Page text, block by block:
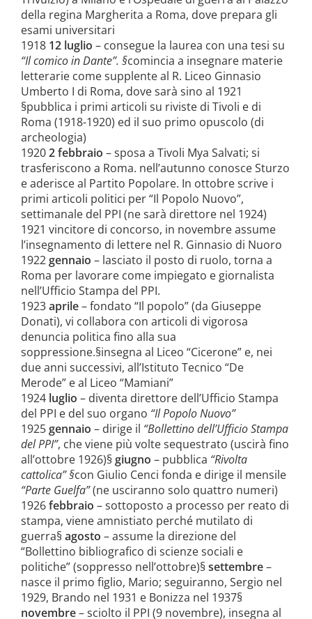
della regina Margherita a Roma, dove prepara gli
esami universitari
1918 12 luglio – consegue la laurea con una tesi su
“Il comico in Dante”. §comincia a insegnare materie
letterarie come supplente al R. Liceo Ginnasio
Umberto I di Roma, dove sarà sino al 1921
§pubblica i primi articoli su riviste di Tivoli e di
Roma (1918-1920) ed il suo primo opuscolo (di
archeologia)
19202 febbraio – sposa a Tivoli Mya Salvati; si
trasferiscono a Roma. nell’autunno conosce Sturzo
e aderisce al Partito Popolare. In ottobre scrive i
primi articoli politici per “Il Popolo Nuovo”,
settimanale del PPI (ne sarà direttore nel 1924)
1921 vincitore di concorso, in novembre assume
l’insegnamento di lettere nel R. Ginnasio di Nuoro
1922gennaio – lasciato il posto di ruolo, torna a
Roma per lavorare come impiegato e giornalista
nell’Ufficio Stampa del PPI.
1923aprile– fondato “Il popolo” (da Giuseppe
Donati), vi collabora con articoli di vigorosa
denuncia politica fino alla sua
soppressione.§insegna al Liceo “Cicerone” e, nei
due anni successivi, all’Istituto Tecnico “De
Merode” e al Liceo “Mamiani”
1924 luglio – diventa direttore dell’Ufficio Stampa
del PPI e del suo organo “Il Popolo Nuovo”
1925gennaio – dirige il “Bollettino dell’Ufficio Stampa
del PPI”, che viene più volte sequestrato (uscirà fino
all’ottobre 1926)§ giugno – pubblica “Rivolta
cattolica” §con Giulio Cenci fonda e dirige il mensile
“Parte Guelfa”(ne usciranno solo quattro numeri)
1926febbraio – sottoposto a processo per reato di
stampa, viene amnistiato perché mutilato di
guerra§ agosto – assume la direzione del
“Bollettino bibliografico di scienze sociali e
politiche” (soppresso nell’ottobre)§ settembre–
nasce il primo figlio, Mario; seguiranno, Sergio nel
1929, Brando nel 1931 e Bonizza nel 1937§
novembre– sciolto il PPI (9 novembre), insegna al